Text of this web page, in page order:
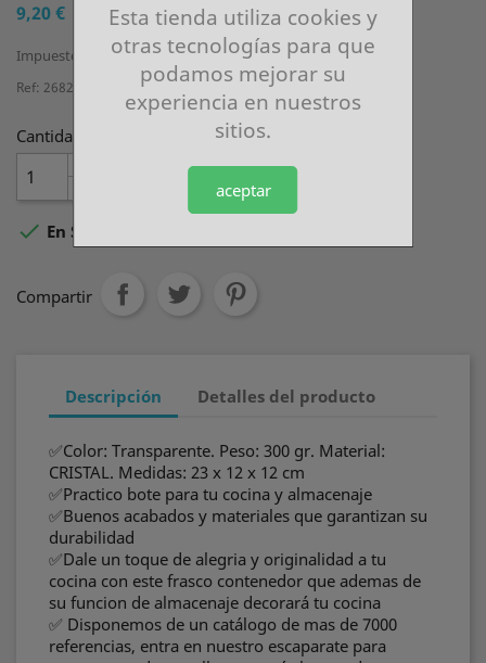
9,20 €
Impuestos incluidos
Ref: 2682211CLM
Cantidad
AÑADIR AL CARRITO
 En Stock
Compartir
Descripción Detalles del producto
✅Color: Transparente. Peso: 300 gr. Material:
CRISTAL. Medidas: 23 x 12 x 12 cm
✅Practico bote para tu cocina y almacenaje
✅Buenos acabados y materiales que garantizan su
durabilidad
✅Dale un toque de alegria y originalidad a tu
cocina con este frasco contenedor que ademas de
su funcion de almacenaje decorará tu cocina
✅ Disponemos de un catálogo de mas de 7000
referencias, entra en nuestro escaparate para
Esta tienda utiliza cookies y
otras tecnologías para que
podamos mejorar su
experiencia en nuestros
sitios.
aceptar